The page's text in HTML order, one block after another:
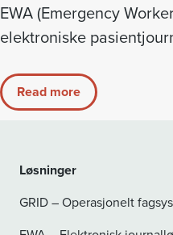
EWA (Emergency
elektroniske
Read more
Løsninger
GRID – Operasjonelt